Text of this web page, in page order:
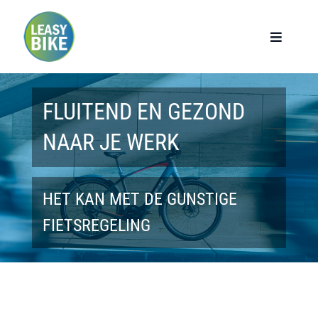
Toggle
Home
Werknemers
Werkgevers
Privé lease
Modellen
FLUITEND EN GEZOND
NAAR JE WERK
HET KAN MET DE GUNSTIGE
FIETSREGELING